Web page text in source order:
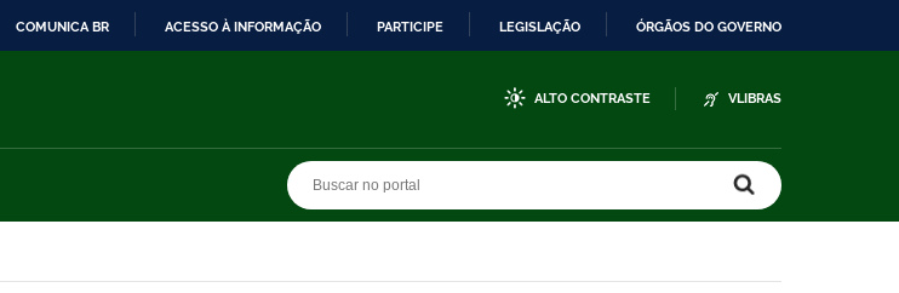
COMUNICA BR ACESSO À INFORMAÇÃO PARTICIPE LEGISLAÇÃO ÓRGÃOS DO GOVERNO
ALTO CONTRASTE VLIBRAS